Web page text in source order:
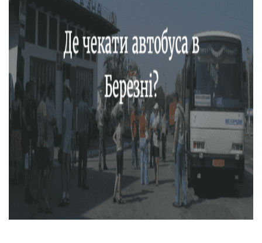
Тендери
Контакти
Рекламні прайси
Підтримати «місцевих»
Редакційна політика